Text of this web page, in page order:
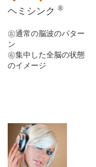
ヘミシンク ®
㊧通常の脳波のパター
ン
㊨集中した全脳の状態
のイメージ